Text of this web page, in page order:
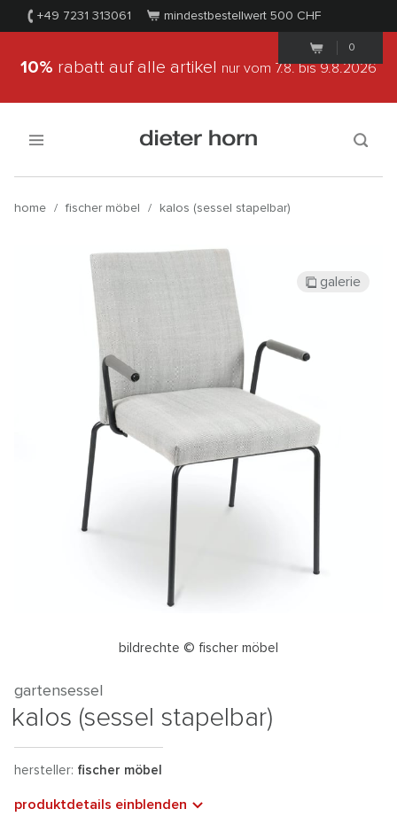
+49 7231 313061 mindestbestellwert 500 CHF
0
10% rabatt auf alle artikel nur vom 7.8.bis 9.8.2026
home / fischer möbel / kalos (sessel stapelbar)
bildrechte © fischer möbel
galerie
gartensessel
kalos (sessel stapelbar)
hersteller: fischer möbel
produktdetails einblenden